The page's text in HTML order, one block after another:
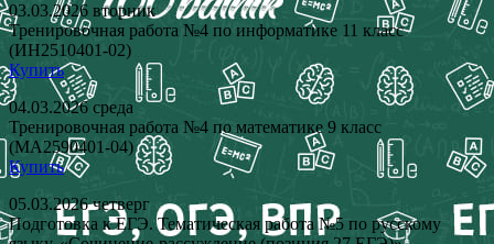
03.03.2026 вторник
Тренировочная работа №4 по информатике 11 класс
(ИН2510401-02)
Купить
04.03.2026 среда
Тренировочная работа №4 по математике 9 класс
(МА2590401-04)
Купить
05.03.2026 четверг
Подготовка к ЕГЭ. Тематическая работа №5 по русскому